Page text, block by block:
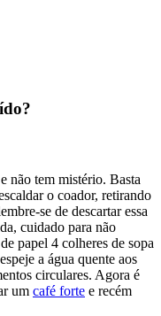
não tem mistério. Basta
o coador, retirando
se de descartar essa
cuidado para não
papel 4 colheres de sopa
a água quente aos
circulares. Agora é
um café forte e recém